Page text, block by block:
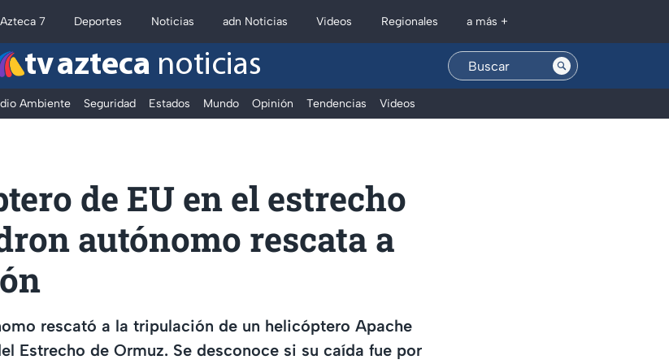
Azteca 7 Deportes Noticias adn Noticias Videos Regionales a más +
tv azteca noticias
Ambiente Seguridad Estados Mundo Opinión Tendencias Videos
de EU en el estrecho
autónomo rescata a
rescató a la tripulación de un helicóptero Apache
Estrecho de Ormuz. Se desconoce si su caída fue por